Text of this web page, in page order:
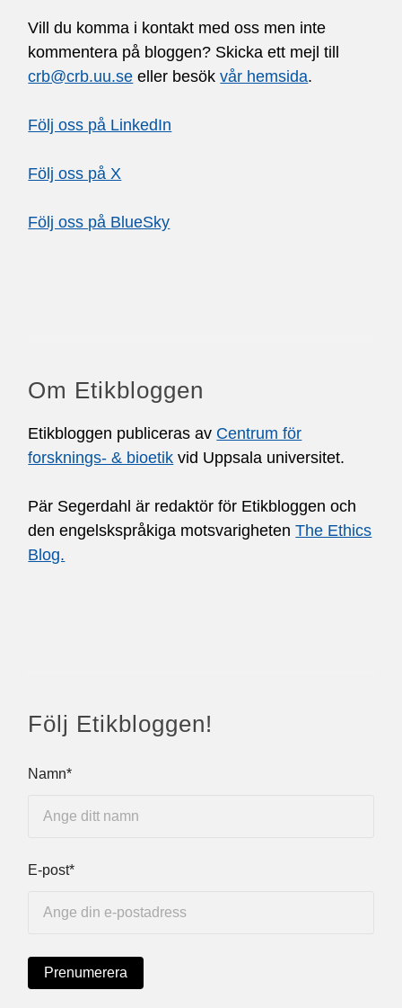
Vill du komma i kontakt med oss men inte
kommentera på bloggen? Skicka ett mejl till
crb@crb.uu.se eller besökvår hemsida.
Följ oss på LinkedIn
Följ oss på X
Följ oss på BlueSky
Om Etikbloggen
Etikbloggen publiceras av Centrum för
forsknings- & bioetik vid Uppsala universitet.
Pär Segerdahl är redaktör för Etikbloggen och
den engelskspråkiga motsvarighetenThe Ethics
Blog.
Följ Etikbloggen!
Namn*
E-post*